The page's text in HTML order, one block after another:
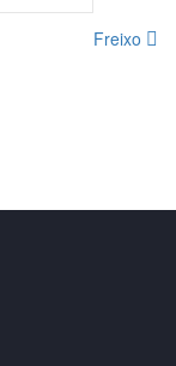
Freixo